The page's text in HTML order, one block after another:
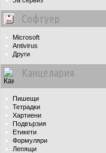
Софтуер
Microsoft
Antivirus
Други
Канцелария
Пишещи
Тетрадки
Хартиени
Подвързия
Етикети
Формуляри
Лепящи